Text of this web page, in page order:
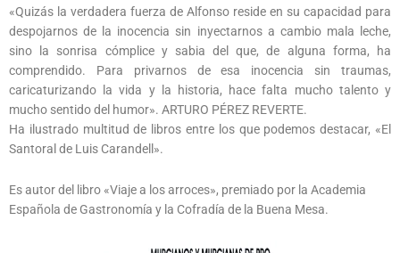
«Quizás la verdadera fuerza de Alfonso reside en su capacidad para
despojarnos de la inocencia sin inyectarnos a cambio mala leche,
sino la sonrisa cómplice y sabia del que, de alguna forma, ha
comprendido. Para privarnos de esa inocencia sin traumas,
caricaturizando la vida y la historia, hace falta mucho talento y
mucho sentido del humor». ARTURO PÉREZ REVERTE.
Ha ilustrado multitud de libros entre los que podemos destacar, «El
Santoral de Luis Carandell».
Es autor del libro «Viaje a los arroces», premiado por la Academia
Española de Gastronomía y la Cofradía de la Buena Mesa.